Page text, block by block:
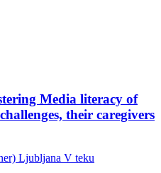
Media literacy of
their caregivers
Ljubljana V teku